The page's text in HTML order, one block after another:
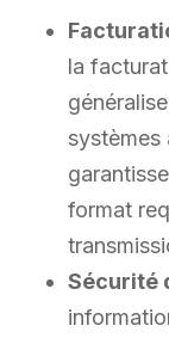
la
systèmes
format
Sécurité